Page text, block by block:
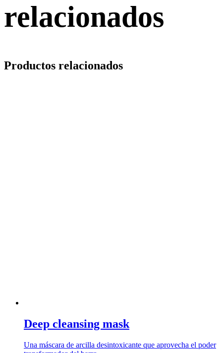
relacionados
Productos relacionados
Deep cleansing mask
Una máscara de arcilla desintoxicante que aprovecha el poder